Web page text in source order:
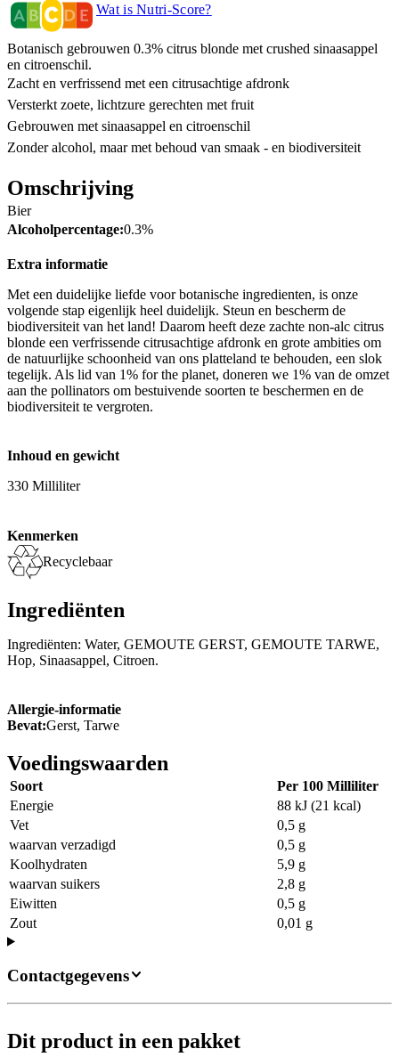
Wat is Nutri-Score?
Botanisch gebrouwen 0.3% citrus blonde met crushed sinaasappel
en citroenschil.
Zacht en verfrissend met een citrusachtige afdronk
Versterkt zoete, lichtzure gerechten met fruit
Gebrouwen met sinaasappel en citroenschil
Zonder alcohol, maar met behoud van smaak - en biodiversiteit
Omschrijving
Bier
Alcoholpercentage:0.3%
Extra informatie
Met een duidelijke liefde voor botanische ingredienten, is onze
volgende stap eigenlijk heel duidelijk. Steun en bescherm de
biodiversiteit van het land! Daarom heeft deze zachte non-alc citrus
blonde een verfrissende citrusachtige afdronk en grote ambities om
de natuurlijke schoonheid van ons platteland te behouden, een slok
tegelijk. Als lid van 1% for the planet, doneren we 1% van de omzet
aan the pollinators om bestuivende soorten te beschermen en de
biodiversiteit te vergroten.
Inhoud en gewicht
330 Milliliter
Kenmerken
Recyclebaar
Ingrediënten
Ingrediënten: Water, GEMOUTE GERST, GEMOUTE TARWE,
Hop, Sinaasappel, Citroen.
Allergie-informatie
Bevat:Gerst, Tarwe
Voedingswaarden
Soort
Per 100 Milliliter
Energie
88 kJ (21 kcal)
Vet
0,5 g
waarvan verzadigd
0,5 g
Koolhydraten
5,9 g
waarvan suikers
2,8 g
Eiwitten
0,5 g
Zout
0,01 g
Contactgegevens
Dit product in een pakket